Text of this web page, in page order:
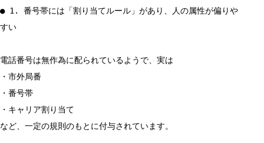
● 1. 番号帯には「割り当てルール」があり、人の属性が偏りや
すい
電話番号は無作為に配られているようで、実は
・市外局番
・番号帯
・キャリア割り当て
など、一定の規則のもとに付与されています。